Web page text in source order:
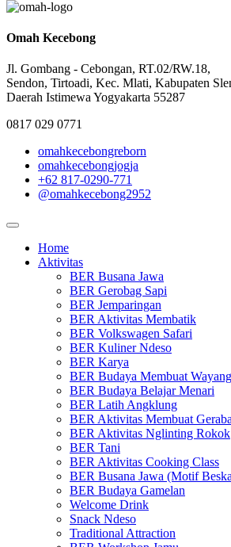
Omah Kecebong
Jl. Gombang - Cebongan, RT.02/RW.18,
Sendon, Tirtoadi, Kec. Mlati, Kabupaten
Daerah Istimewa Yogyakarta 55287
0817 029 0771
omahkecebongreborn
omahkecebongjogja
+62 817-0290-771
@omahkecebong2952
Home
Aktivitas
BER Busana Jawa
BER Gerobag Sapi
BER Jemparingan
BER Aktivitas Membatik
BER Volkswagen Safari
BER Kuliner Ndeso
BER Karya
BER Budaya Membuat
BER Budaya Belajar Menari
BER Latih Angklung
BER Aktivitas Membuat
BER Aktivitas Nglinting Rokok
BER Tani
BER Aktivitas Cooking Class
BER Busana Jawa (Motif
BER Budaya Gamelan
Welcome Drink
Snack Ndeso
Traditional Attraction